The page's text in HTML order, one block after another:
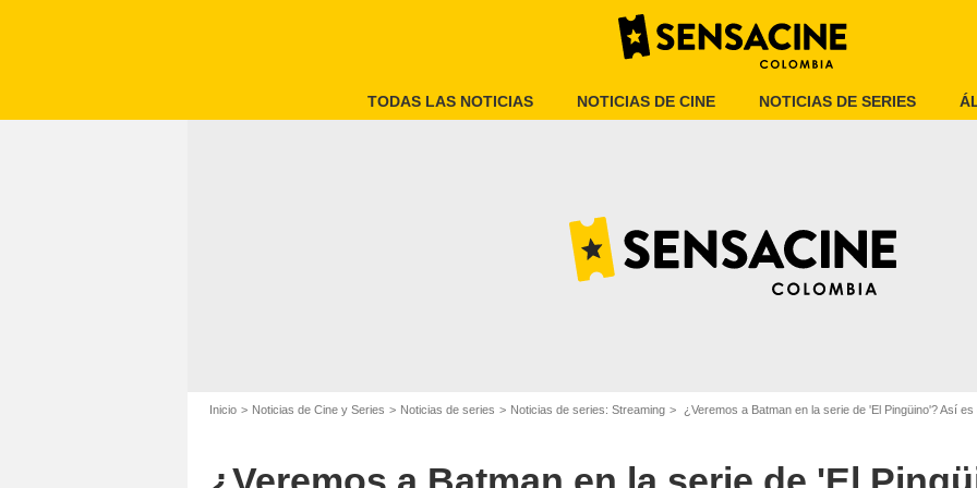
TODAS LAS NOTICIAS NOTICIAS DE CINE NOTICIAS DE SERIES
Inicio Noticias de Cine y Series Noticias de series Noticias de series: Streaming ¿Veremos a Batman en la serie de 'El Pingüino'? Así es cómo se
Warner Bros. Pictures